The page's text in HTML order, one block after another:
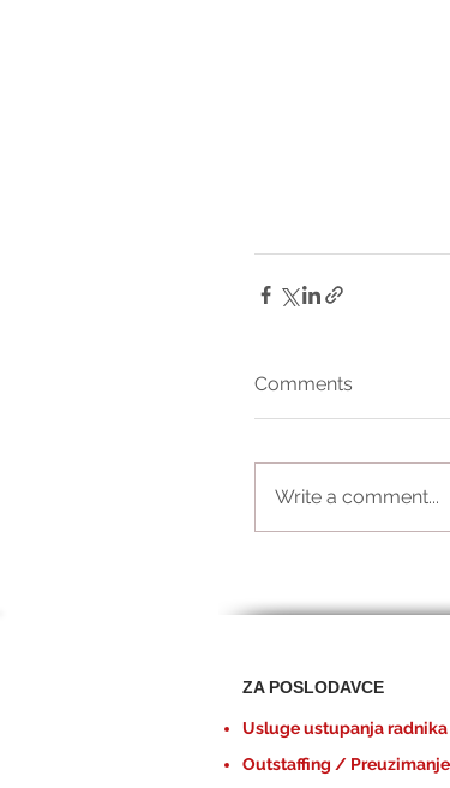
Comments
Write a comment...
ZA POSLODAVCE
Usluge ustupanja radnika
Outstaffing /